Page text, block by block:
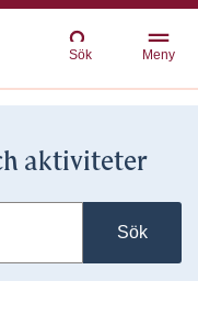
Sök Meny
aktiviteter
Sök